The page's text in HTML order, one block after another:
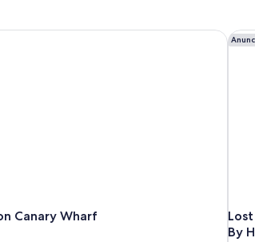
Canary Wharf
Canary Wharf
By
Lost